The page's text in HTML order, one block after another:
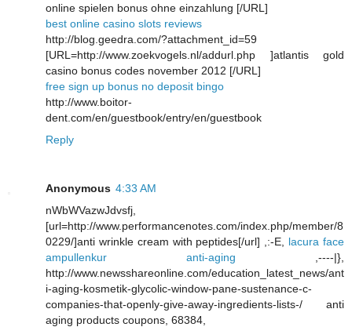
online spielen bonus ohne einzahlung [/URL]
best online casino slots reviews
http://blog.geedra.com/?attachment_id=59
[URL=http://www.zoekvogels.nl/addurl.php ]atlantis gold
casino bonus codes november 2012 [/URL]
free sign up bonus no deposit bingo
http://www.boitor-
dent.com/en/guestbook/entry/en/guestbook
Reply
Anonymous 4:33 AM
nWbWVazwJdvsfj,
[url=http://www.performancenotes.com/index.php/member/8
0229/]anti wrinkle cream with peptides[/url] ,:-E, lacura face
ampullenkur anti-aging ,----|},
http://www.newsshareonline.com/education_latest_news/ant
i-aging-kosmetik-glycolic-window-pane-sustenance-c-
companies-that-openly-give-away-ingredients-lists-/ anti
aging products coupons, 68384,